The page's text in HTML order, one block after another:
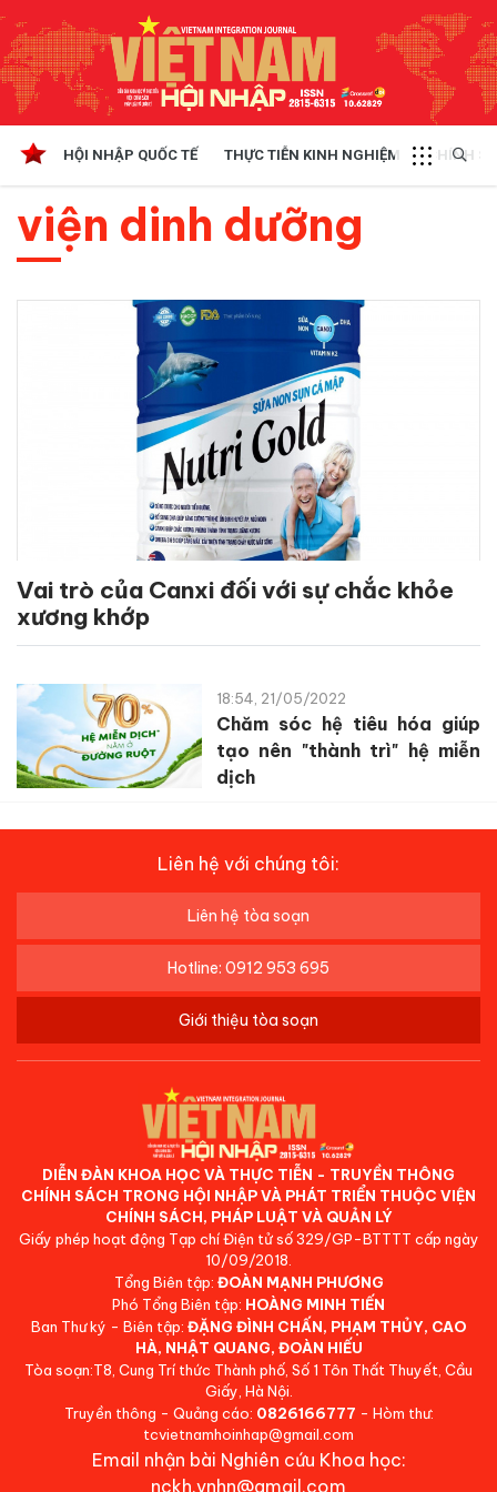
HỘI NHẬP QUỐC TẾ THỰC TIỄN KINH NGHIỆM CHÍNH
viện dinh dưỡng
Vai trò của Canxi đối với sự chắc khỏe
xương khớp
18:54, 21/05/2022
Chăm sóc hệ tiêu hóa giúp
tạo nên "thành trì" hệ miễn
dịch
Liên hệ với chúng tôi:
Liên hệ tòa soạn
Hotline: 0912 953 695
Giới thiệu tòa soạn
DIỄN ĐÀN KHOA HỌC VÀ THỰC TIỄN - TRUYỀN THÔNG
CHÍNH SÁCH TRONG HỘI NHẬP VÀ PHÁT TRIỂN THUỘC VIỆN
CHÍNH SÁCH, PHÁP LUẬT VÀ QUẢN LÝ
Giấy phép hoạt động Tạp chí Điện tử số 329/GP-BTTTT cấp ngày
10/09/2018.
Tổng Biên tập: ĐOÀN MẠNH PHƯƠNG
Phó Tổng Biên tập: HOÀNG MINH TIẾN
Ban Thư ký - Biên tập: ĐẶNG ĐÌNH CHẤN, PHẠM THỦY, CAO
HÀ, NHẬT QUANG, ĐOÀN HIẾU
Tòa soạn:T8, Cung Trí thức Thành phố, Số 1 Tôn Thất Thuyết, Cầu
Giấy, Hà Nội.
Truyền thông - Quảng cáo: 0826166777 - Hòm thư:
tcvietnamhoinhap@gmail.com
Email nhận bài Nghiên cứu Khoa học:
nckh.vnhn@gmail.com